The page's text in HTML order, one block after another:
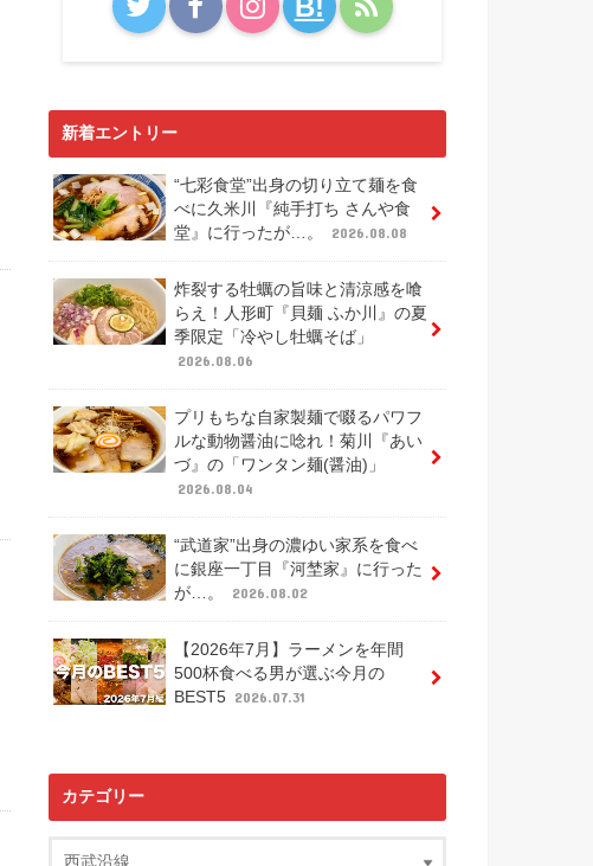
B!
新着エントリー
“七彩食堂”出身の切り立て麺を食
べに久米川『純手打ち さんや食
堂』に行ったが…。
2026.08.08
炸裂する牡蠣の旨味と清涼感を喰
らえ！人形町『貝麺 ふか川』の夏
季限定「冷やし牡蠣そば」
2026.08.06
プリもちな自家製麺で啜るパワフ
ルな動物醤油に唸れ！菊川『あい
づ』の「ワンタン麺(醤油)」
2026.08.04
“武道家”出身の濃ゆい家系を食べ
に銀座一丁目『河埜家』に行った
が…。
2026.08.02
【2026年7月】ラーメンを年間
500杯食べる男が選ぶ今月の
BEST5 2026.07.31
カテゴリー